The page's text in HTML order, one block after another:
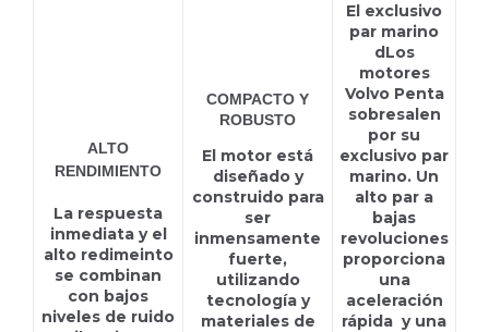
ALTO
RENDIMIENTO
La respuesta
inmediata y el
alto redimeinto
se combinan
con bajos
niveles de ruido
COMPACTO Y
ROBUSTO
El motor está
diseñado y
construido para
ser
inmensamente
fuerte,
utilizando
tecnología y
materiales de
El exclusivo
par marino
dLos
motores
Volvo Penta
sobresalen
por su
exclusivo par
marino. Un
alto par a
bajas
revoluciones
proporciona
una
aceleración
rápida y una